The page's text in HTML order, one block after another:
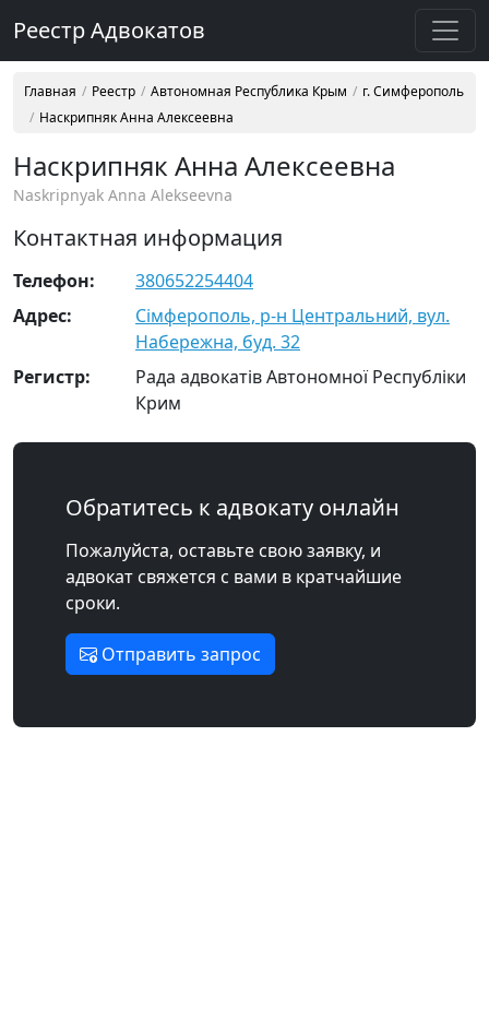
Реестр Адвокатов
Главная Реестр Автономная Республика Крым
г. Симферополь
Наскрипняк Анна Алексеевна
Наскрипняк Анна Алексеевна
Naskripnyak Anna Alekseevna
Контактная информация
Телефон:
380652254404
Адрес:
Сімферополь, р-н Центральний, вул.
Набережна, буд. 32
Регистр:
Рада адвокатів Автономної Республіки
Крим
Обратитесь к адвокату онлайн
Пожалуйста, оставьте свою заявку, и
адвокат свяжется с вами в кратчайшие
сроки.
Отправить запрос